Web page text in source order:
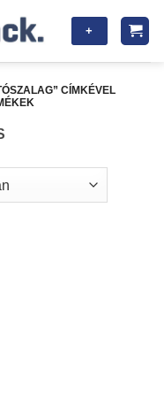
+
CÍMKÉVEL